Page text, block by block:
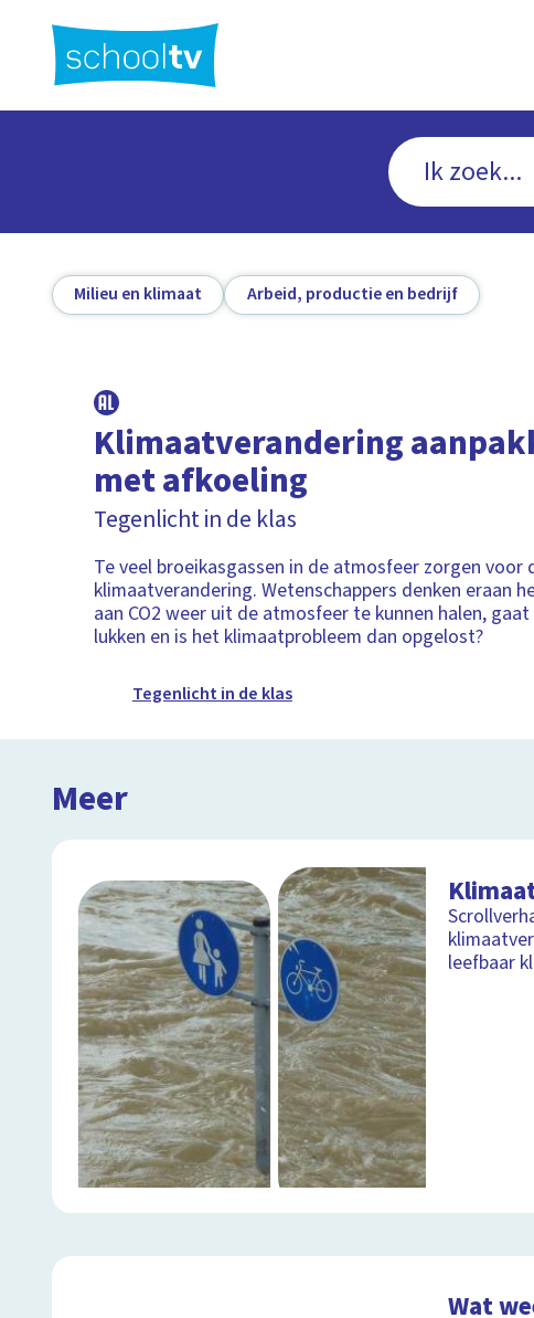
hoofdinhoud
Milieu en klimaat Arbeid, productie en bedrijf
Klimaatverandering
met afkoeling
Tegenlicht in de klas
Te veel broeikasgassen in de atmosfeer zorgen voor
klimaatverandering. Wetenschappers denken eraan
aan CO2 weer uit de atmosfeer te kunnen halen,
lukken en is het klimaatprobleem dan opgelost?
Tegenlicht in de klas
Meer
leefbaar
Wat